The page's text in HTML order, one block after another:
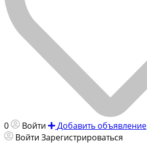
0 Войти
Добавить объявление
Войти Зарегистрироваться